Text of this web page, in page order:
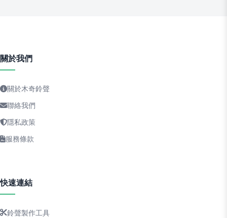
關於我們
關於木奇鈴聲
聯絡我們
隱私政策
服務條款
快速連結
鈴聲製作工具